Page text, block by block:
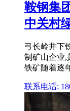
鞍钢集
中关村
弓长岭井下
制矿山企业,
铁矿随着逐
联系电话: